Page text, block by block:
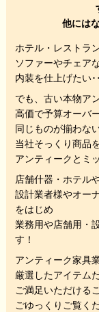
他には
ホテル・レストラ
ソファーやチェア
内装を仕上げたい･
でも、 古い本物ア
高価で予算オーバ
同じものが揃わない
当社そっくり商品
アンティークとミ
店舗什器・ホテル
設計業者様やオー
をはじめ
業務用や店舗用・
す！
アンティーク家具
厳選したアイテム
ご満足いただける
ごゆっくりご覧く